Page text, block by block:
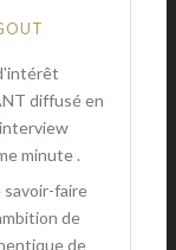
diffusé en
minute .
savoir-faire
de
de